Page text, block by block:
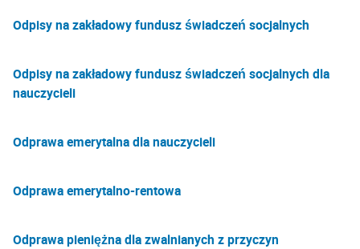
Odpisy na zakładowy fundusz świadczeń socjalnych
Odpisy na zakładowy fundusz świadczeń socjalnych dla
nauczycieli
Odprawa emerytalna dla nauczycieli
Odprawa emerytalno-rentowa
Odprawa pieniężna dla zwalnianych z przyczyn